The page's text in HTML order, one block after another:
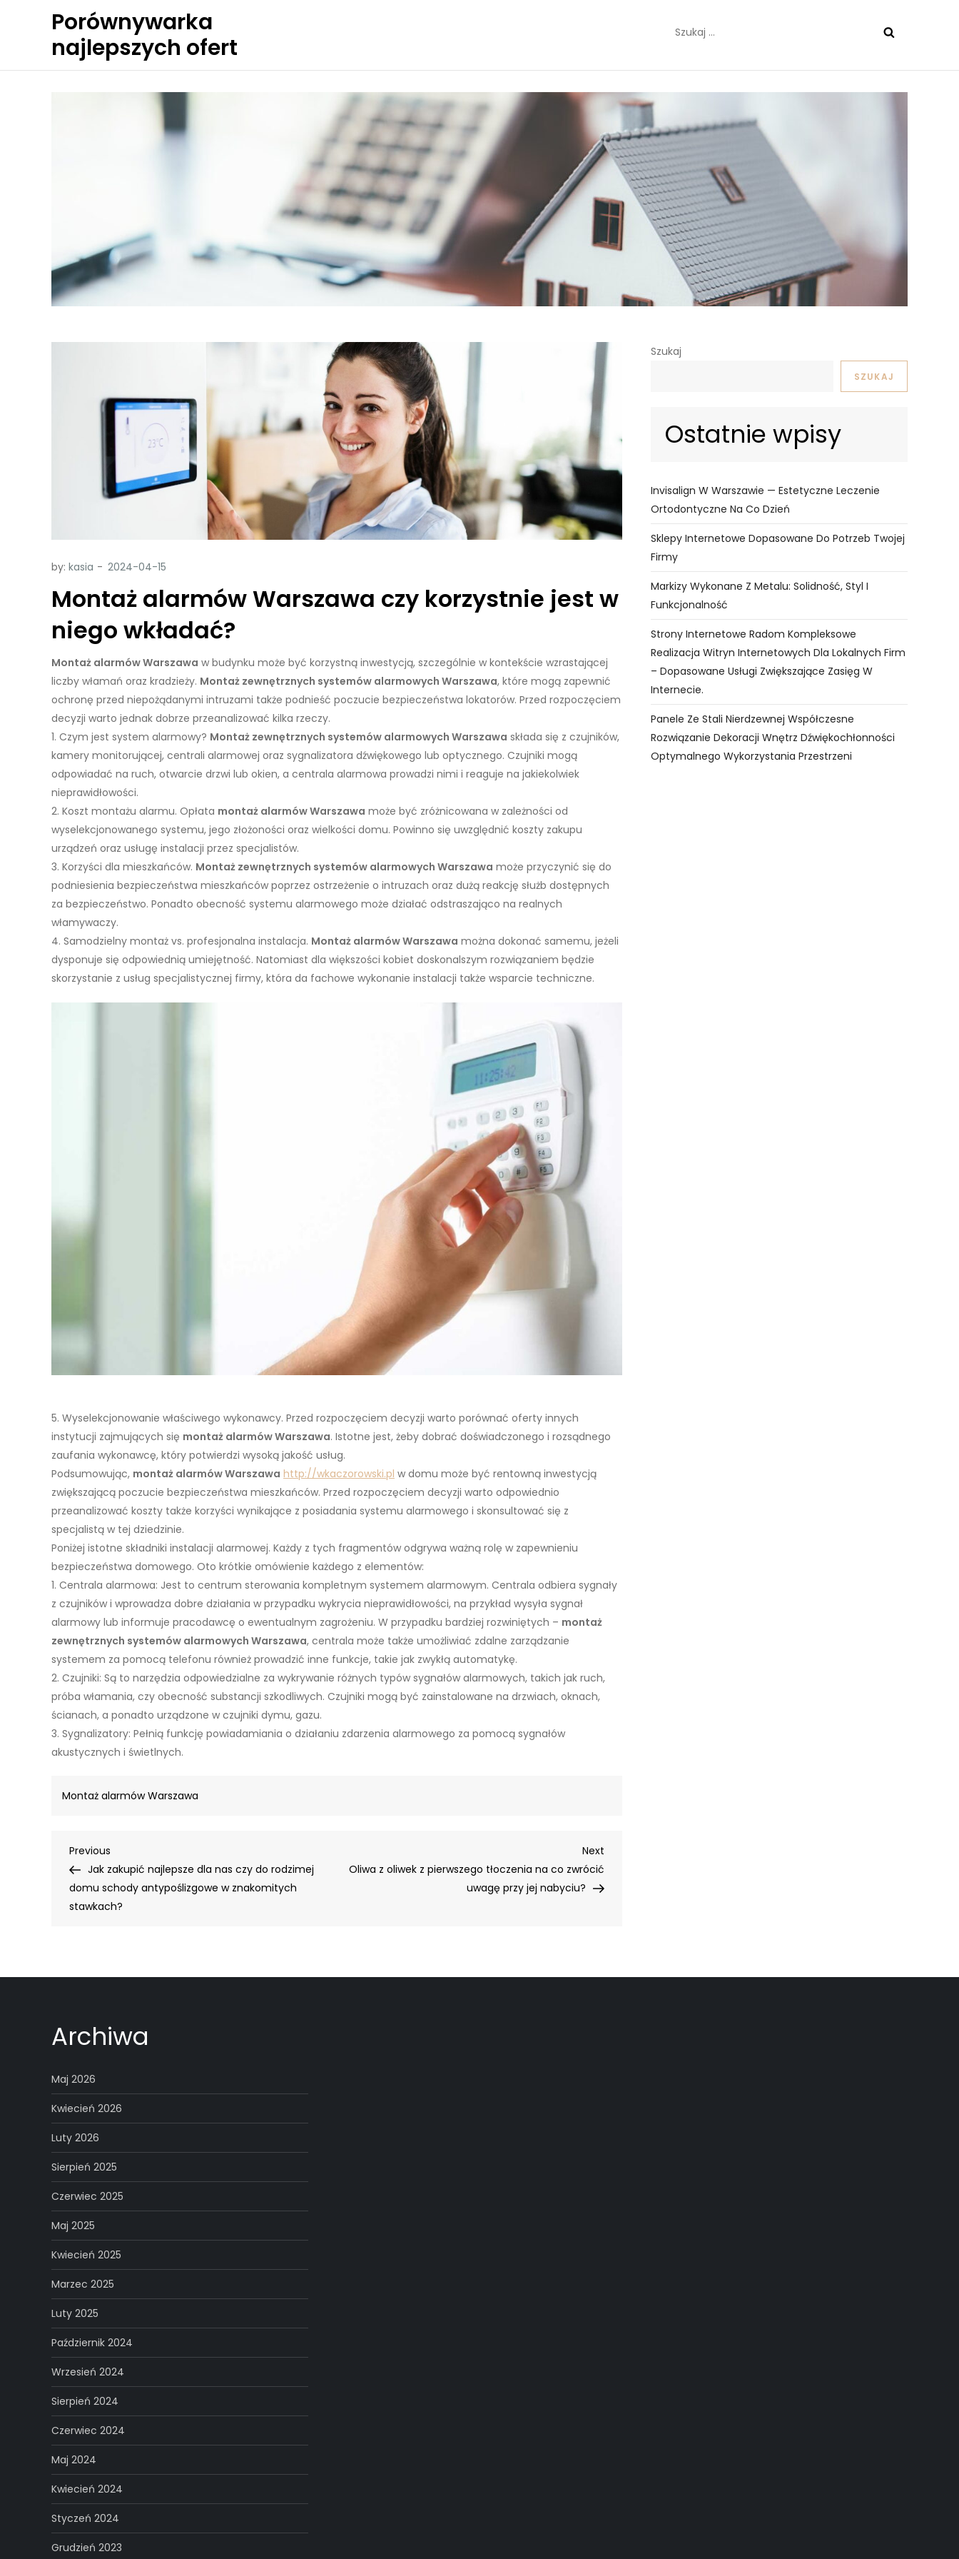
Porównywarka
najlepszych ofert
by: kasia
Montaż alarmów Warszawa czy korzystnie jest w
niego wkładać?
Montaż alarmów Warszawa w budynku może być korzystną inwestycją, szczególnie w kontekście wzrastającej
liczby włamań oraz kradzieży. Montaż zewnętrznych systemów alarmowych Warszawa, które mogą zapewnić
ochronę przed niepożądanymi intruzami także podnieść poczucie bezpieczeństwa lokatorów. Przed rozpoczęciem
decyzji warto jednak dobrze przeanalizować kilka rzeczy.
1. Czym jest system alarmowy? Montaż zewnętrznych systemów alarmowych Warszawa składa się z czujników,
kamery monitorującej, centrali alarmowej oraz sygnalizatora dźwiękowego lub optycznego. Czujniki mogą
odpowiadać na ruch, otwarcie drzwi lub okien, a centrala alarmowa prowadzi nimi i reaguje na jakiekolwiek
nieprawidłowości.
2. Koszt montażu alarmu. Opłata montaż alarmów Warszawa może być zróżnicowana w zależności od
wyselekcjonowanego systemu, jego złożoności oraz wielkości domu. Powinno się uwzględnić koszty zakupu
urządzeń oraz usługę instalacji przez specjalistów.
3. Korzyści dla mieszkańców. Montaż zewnętrznych systemów alarmowych Warszawa może przyczynić się do
podniesienia bezpieczeństwa mieszkańców poprzez ostrzeżenie o intruzach oraz dużą reakcję służb dostępnych
za bezpieczeństwo. Ponadto obecność systemu alarmowego może działać odstraszająco na realnych
włamywaczy.
4. Samodzielny montaż vs. profesjonalna instalacja. Montaż alarmów Warszawa można dokonać samemu, jeżeli
dysponuje się odpowiednią umiejętność. Natomiast dla większości kobiet doskonalszym rozwiązaniem będzie
skorzystanie z usług specjalistycznej firmy, która da fachowe wykonanie instalacji także wsparcie techniczne.
5. Wyselekcjonowanie właściwego wykonawcy. Przed rozpoczęciem decyzji warto porównać oferty innych
instytucji zajmujących się montaż alarmów Warszawa. Istotne jest, żeby dobrać doświadczonego i rozsądnego
zaufania wykonawcę, który potwierdzi wysoką jakość usług.
Podsumowując, montaż alarmów Warszawa http://wkaczorowski.pl w domu może być rentowną inwestycją
zwiększającą poczucie bezpieczeństwa mieszkańców. Przed rozpoczęciem decyzji warto odpowiednio
przeanalizować koszty także korzyści wynikające z posiadania systemu alarmowego i skonsultować się z
specjalistą w tej dziedzinie.
Poniżej istotne składniki instalacji alarmowej. Każdy z tych fragmentów odgrywa ważną rolę w zapewnieniu
bezpieczeństwa domowego. Oto krótkie omówienie każdego z elementów:
1. Centrala alarmowa: Jest to centrum sterowania kompletnym systemem alarmowym. Centrala odbiera sygnały
z czujników i wprowadza dobre działania w przypadku wykrycia nieprawidłowości, na przykład wysyła sygnał
alarmowy lub informuje pracodawcę o ewentualnym zagrożeniu. W przypadku bardziej rozwiniętych – montaż
zewnętrznych systemów alarmowych Warszawa, centrala może także umożliwiać zdalne zarządzanie
systemem za pomocą telefonu również prowadzić inne funkcje, takie jak zwykłą automatykę.
2. Czujniki: Są to narzędzia odpowiedzialne za wykrywanie różnych typów sygnałów alarmowych, takich jak ruch,
próba włamania, czy obecność substancji szkodliwych. Czujniki mogą być zainstalowane na drzwiach, oknach,
ścianach, a ponadto urządzone w czujniki dymu, gazu.
3. Sygnalizatory: Pełnią funkcję powiadamiania o działaniu zdarzenia alarmowego za pomocą sygnałów
akustycznych i świetlnych.
Montaż alarmów Warszawa
Nawigacja
wpisu
Previous
Post
Previous
Jak zakupić najlepsze dla nas czy do rodzimej
domu schody antypoślizgowe w znakomitych
stawkach?
Next
Oliwa z oliwek z pierwszego tłoczenia na co zwrócić
uwagę przy jej nabyciu?
Szukaj
SZUKAJ
Ostatnie wpisy
Invisalign W Warszawie — Estetyczne Leczenie
Ortodontyczne Na Co Dzień
Sklepy Internetowe Dopasowane Do Potrzeb Twojej
Firmy
Markizy Wykonane Z Metalu: Solidność, Styl I
Funkcjonalność
Strony Internetowe Radom Kompleksowe
Realizacja Witryn Internetowych Dla Lokalnych Firm
– Dopasowane Usługi Zwiększające Zasięg W
Internecie.
Panele Ze Stali Nierdzewnej Współczesne
Rozwiązanie Dekoracji Wnętrz Dźwiękochłonności
Optymalnego Wykorzystania Przestrzeni
Archiwa
Maj 2026
Kwiecień 2026
Luty 2026
Sierpień 2025
Czerwiec 2025
Maj 2025
Kwiecień 2025
Marzec 2025
Luty 2025
Październik 2024
Wrzesień 2024
Sierpień 2024
Czerwiec 2024
Maj 2024
Kwiecień 2024
Styczeń 2024
Grudzień 2023